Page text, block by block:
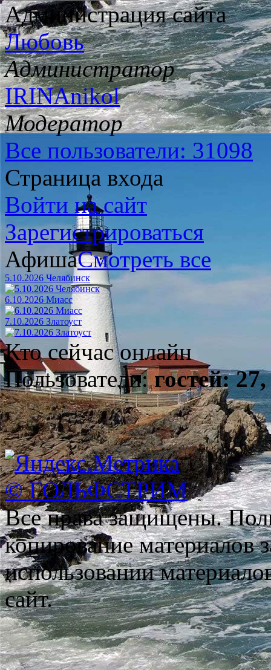
Администрация сайта
Любовь
Администратор
IRINAnikol
Модератор
Все пользователи: 31098
Страница входа
Войти на сайт
Зарегистрироваться
АфишаСмотреть все
5.10.2026 Челябинск
6.10.2026 Миасс
7.10.2026 Златоуст
Кто сейчас онлайн
Пользователи:гостей:
© ГОЛЬФСТРИМ
Все права защищены.
копирование материалов
использовании
сайт.